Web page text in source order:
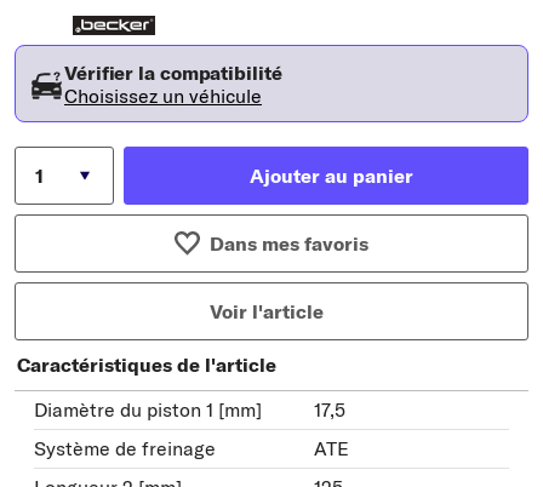
Vérifier la compatibilité
Choisissez un véhicule
Ajouter au panier
Dans mes favoris
Voir l'article
Caractéristiques de l'article
Diamètre du piston 1 [mm]
17,5
Système de freinage
ATE